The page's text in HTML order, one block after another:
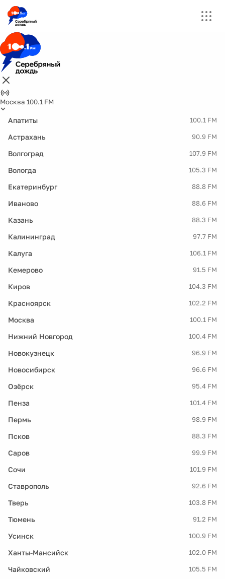
Москва 100.1 FM
Апатиты 100.1 FM
Астрахань 90.9 FM
Волгоград 107.9 FM
Вологда 105.3 FM
Екатеринбург 88.8 FM
Иваново 88.6 FM
Казань 88.3 FM
Калининград 97.7 FM
Калуга 106.1 FM
Кемерово 91.5 FM
Киров 104.3 FM
Красноярск 102.2 FM
Москва 100.1 FM
Нижний Новгород 100.4 FM
Новокузнецк 96.9 FM
Новосибирск 96.6 FM
Озёрск 95.4 FM
Пенза 101.4 FM
Пермь 98.9 FM
Псков 88.3 FM
Саров 99.9 FM
Сочи 101.9 FM
Ставрополь 92.6 FM
Тверь 103.8 FM
Тюмень 91.2 FM
Усинск 100.9 FM
Ханты-Мансийск 102.0 FM
Чайковский 105.5 FM